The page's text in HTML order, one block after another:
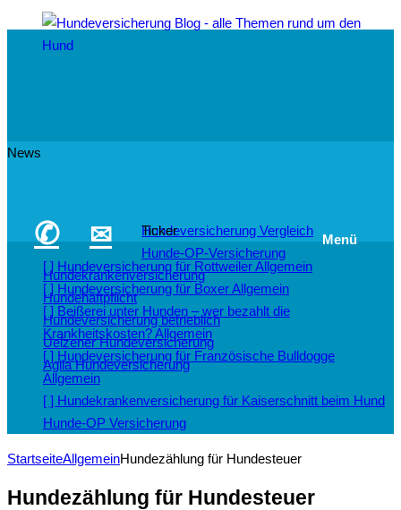
✆ ✉ Menü
Hundeversicherung Vergleich
Hunde-OP-Versicherung
Hundekrankenversicherung
Hundehaftpflicht
Hundeversicherung betrieblich
Uelzener Hundeversicherung
Agila Hundeversicherung
News
Ticker
[ ] Hundeversicherung für RottweilerAllgemein
[ ] Hundeversicherung für BoxerAllgemein
[ ] Beißerei unter Hunden – wer bezahlt die
Krankheitskosten?Allgemein
[ ] Hundeversicherung für Französische Bulldogge
Allgemein
[ ] Hundekrankenversicherung für Kaiserschnitt beim Hund
Hunde-OP Versicherung
StartseiteAllgemeinHundezählung für Hundesteuer
Hundezählung für Hundesteuer